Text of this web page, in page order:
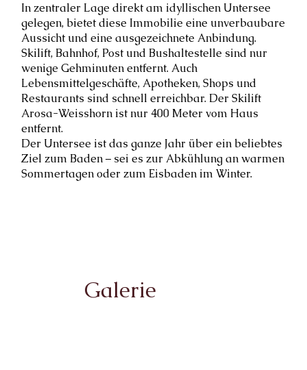
In zentraler Lage direkt am idyllischen Untersee
gelegen, bietet diese Immobilie eine unverbaubare
Aussicht und eine ausgezeichnete Anbindung.
Skilift, Bahnhof, Post und Bushaltestelle sind nur
wenige Gehminuten entfernt. Auch
Lebensmittelgeschäfte, Apotheken, Shops und
Restaurants sind schnell erreichbar. Der Skilift
Arosa-Weisshorn ist nur 400 Meter vom Haus
entfernt.
Der Untersee ist das ganze Jahr über ein beliebtes
Ziel zum Baden – sei es zur Abkühlung an warmen
Sommertagen oder zum Eisbaden im Winter.
Galerie